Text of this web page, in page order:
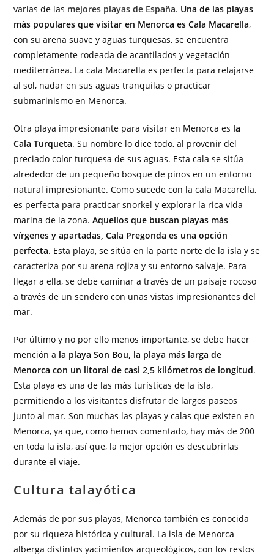
varias de las mejores playas de España. Una de las playas
más populares que visitar en Menorca es Cala Macarella,
con su arena suave y aguas turquesas, se encuentra
completamente rodeada de acantilados y vegetación
mediterránea. La cala Macarella es perfecta para relajarse
al sol, nadar en sus aguas tranquilas o practicar
submarinismo en Menorca.
Otra playa impresionante para visitar en Menorca es la
Cala Turqueta. Su nombre lo dice todo, al provenir del
preciado color turquesa de sus aguas. Esta cala se sitúa
alrededor de un pequeño bosque de pinos en un entorno
natural impresionante. Como sucede con la cala Macarella,
es perfecta para practicar snorkel y explorar la rica vida
marina de la zona.Aquellos que buscan playas más
vírgenes y apartadas, Cala Pregonda es una opción
perfecta. Esta playa, se sitúa en la parte norte de la isla y se
caracteriza por su arena rojiza y su entorno salvaje. Para
llegar a ella, se debe caminar a través de un paisaje rocoso
a través de un sendero con unas vistas impresionantes del
mar.
Por último y no por ello menos importante, se debe hacer
mención a la playa Son Bou, la playa más larga de
Menorca con un litoral de casi 2,5 kilómetros de longitud.
Esta playa es una de las más turísticas de la isla,
permitiendo a los visitantes disfrutar de largos paseos
junto al mar. Son muchas las playas y calas que existen en
Menorca, ya que, como hemos comentado, hay más de 200
en toda la isla, así que, la mejor opción es descubrirlas
durante el viaje.
Cultura talayótica
Además de por sus playas, Menorca también es conocida
por su riqueza histórica y cultural. La isla de Menorca
alberga distintos yacimientos arqueológicos, con los restos